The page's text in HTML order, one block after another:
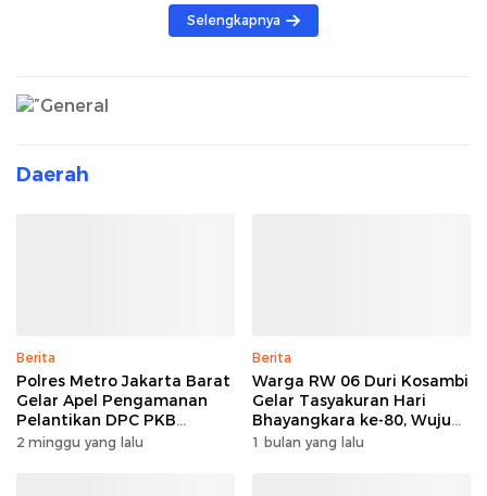
Selengkapnya
Daerah
Berita
Polres Metro Jakarta Barat
Gelar Apel Pengamanan
Pelantikan DPC PKB
Seluruh Indonesia di
2 minggu yang lalu
Berita
Warga RW 06 Duri Kosambi
Gelar Tasyakuran Hari
Bhayangkara ke-80, Wujud
Apresiasi untuk Polri
1 bulan yang lalu